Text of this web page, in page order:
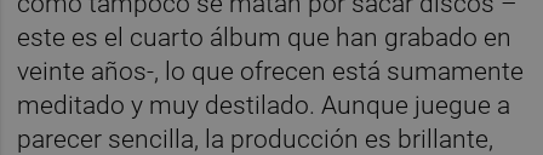
este es el cuarto álbum que han grabado en
veinte años-, lo que ofrecen está sumamente
meditado y muy destilado. Aunque juegue a
parecer sencilla, la producción es brillante,